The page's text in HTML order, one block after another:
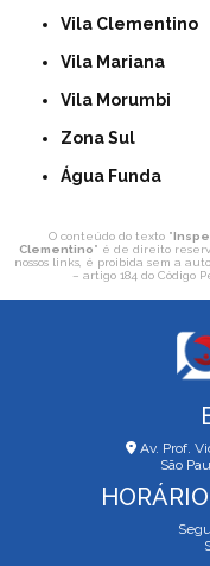
Vila Clementino
Vila Mariana
Vila Morumbi
Zona Sul
Água Funda
O conteúdo do texto "
Clementino" é de direito
nossos links, é proibida sem a
– artigo 184 do Código
Av. Prof.
São